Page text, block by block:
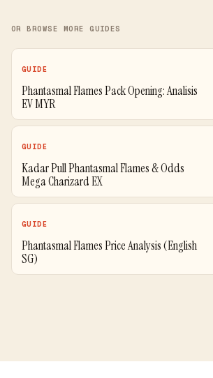
OR BROWSE MORE GUIDES
GUIDE
Phantasmal Flames Pack Opening: Analisis
EV MYR
GUIDE
Kadar Pull Phantasmal Flames & Odds
Mega Charizard EX
GUIDE
Phantasmal Flames Price Analysis (English
SG)